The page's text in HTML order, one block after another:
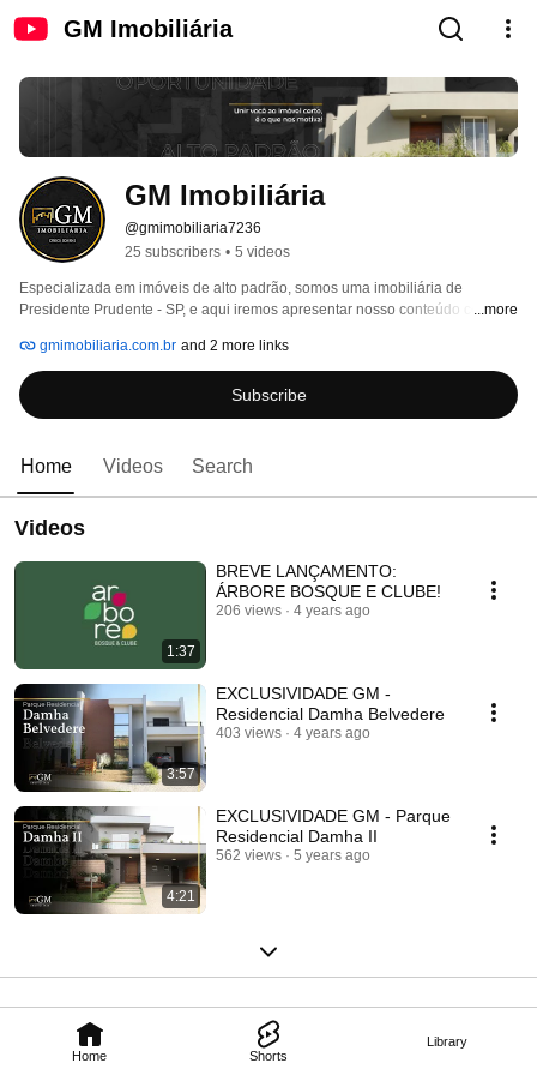
GM Imobiliária
Home Shorts
Library
GM Imobiliária
@gmimobiliaria7236
25 subscribers • 5 videos
Especializada em imóveis de alto padrão, somos uma imobiliária de
Presidente Prudente - SP, e aqui iremos apresentar nosso conteúdo com ...more
gmimobiliaria.com.br and 2 more links
Subscribe
Home Videos Search
Videos
1:37
BREVE LANÇAMENTO:
ÁRBORE BOSQUE E CLUBE!
206 views 4 years ago
3:57
EXCLUSIVIDADE GM -
Residencial Damha Belvedere
403 views 4 years ago
4:21
EXCLUSIVIDADE GM - Parque
Residencial Damha II
562 views 5 years ago